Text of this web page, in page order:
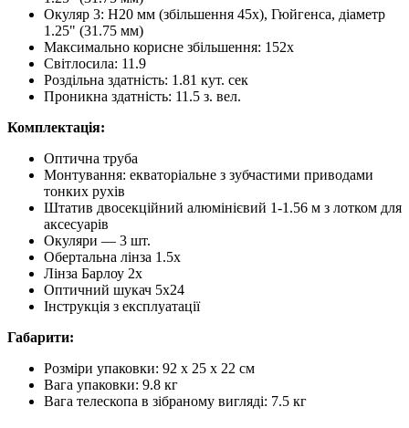
Окуляр 3: H20 мм (збільшення 45x), Гюйгенса, діаметр
1.25" (31.75 мм)
Максимально корисне збільшення: 152x
Світлосила: 11.9
Роздільна здатність: 1.81 кут. сек
Проникна здатність: 11.5 з. вел.
Комплектація:
Оптична труба
Монтування: екваторіальне з зубчастими приводами
тонких рухів
Штатив двосекційний алюмінієвий 1-1.56 м з лотком для
аксесуарів
Окуляри — 3 шт.
Обертальна лінза 1.5х
Лінза Барлоу 2x
Оптичний шукач 5x24
Інструкція з експлуатації
Габарити:
Розміри упаковки: 92 х 25 х 22 см
Вага упаковки: 9.8 кг
Вага телескопа в зібраному вигляді: 7.5 кг